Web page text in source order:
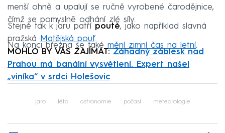
menší ohně a upalují se ručně vyrobené čarodějnice,
čímž se pomyslně odhání zlé síly.
Stejně tak k jaru patří poutě, jako například slavná
pražská Matějská pouť.
Na konci března se také mění zimní čas na letní.
MOHLO BY VÁS ZAJÍMAT: Záhadný záblesk nad
Prahou má banální vysvětlení. Expert našel
„viníka“ v srdci Holešovic
jaro léto astronomie počasí meteorologie